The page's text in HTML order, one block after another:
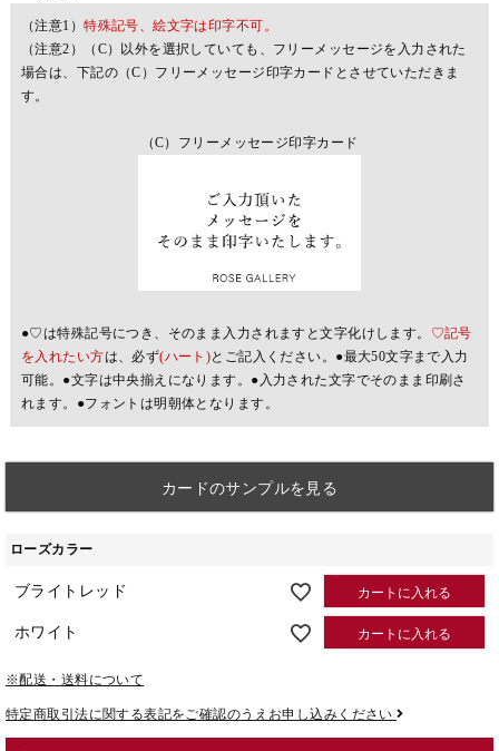
（注意1）特殊記号、絵文字は印字不可。
（注意2）（C）以外を選択していても、フリーメッセージを入力された
場合は、下記の（C）フリーメッセージ印字カードとさせていただきま
す。
（C）フリーメッセージ印字カード
●♡は特殊記号につき、そのまま入力されますと文字化けします。 ♡記号
を入れたい方は、必ず(ハート)とご記入ください。●最大50文字まで入力
可能。●文字は中央揃えになります。●入力された文字でそのまま印刷さ
れます。●フォントは明朝体となります。
カードのサンプルを見る
ローズカラー
ブライトレッド カートに入れる
ホワイト カートに入れる
※配送・送料について
特定商取引法に関する表記をご確認のうえお申し込みください